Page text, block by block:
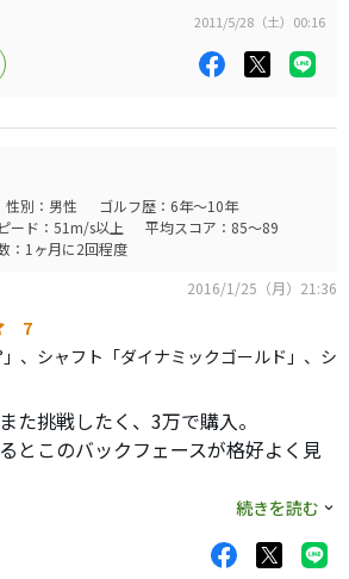
2011/5/28（土）00:16
性別：男性
ゴルフ歴：6年～10年
ード：51m/s以上
平均スコア：85～89
：1ヶ月に2回程度
2016/1/25（月）21:36
7
」、シャフト「ダイナミックゴールド」、シ
た挑戦したく、3万で購入。
とこのバックフェースが格好よく見
イトのようなソリッド感はなく、芯
ーラ好きでMBがほしいならこれです
続きを読む